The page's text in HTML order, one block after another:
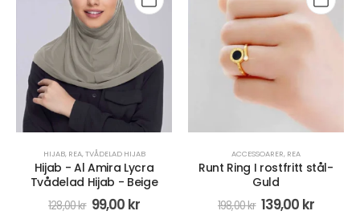
HIJAB, REA,TVÅDELAD HIJAB
Hijab - Al Amira Lycra
Tvådelad Hijab - Beige
128,00kr 99,00 kr
ACCESSOARER, REA
Runt Ring I rostfritt stål-
Guld
198,00kr 139,00 kr